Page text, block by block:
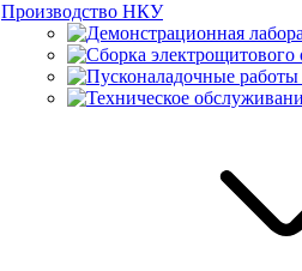
Производство НКУ